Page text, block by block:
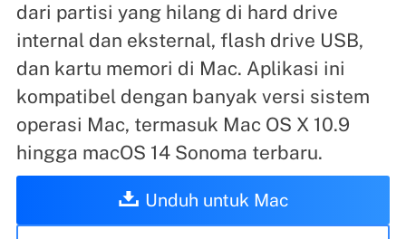
dari partisi yang hilang di hard drive
internal dan eksternal, flash drive USB,
dan kartu memori di Mac. Aplikasi ini
kompatibel dengan banyak versi sistem
operasi Mac, termasuk Mac OS X 10.9
hingga macOS 14 Sonoma terbaru.
Unduh untuk Mac